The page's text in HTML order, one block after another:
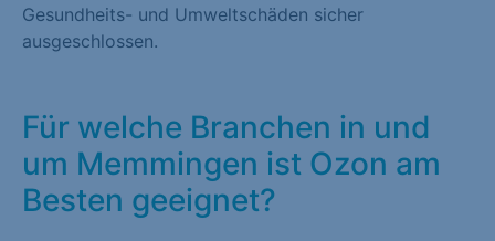
Gesundheits- und Umweltschäden sicher
ausgeschlossen.
Für welche Branchen in und
um Memmingen ist Ozon am
Besten geeignet?